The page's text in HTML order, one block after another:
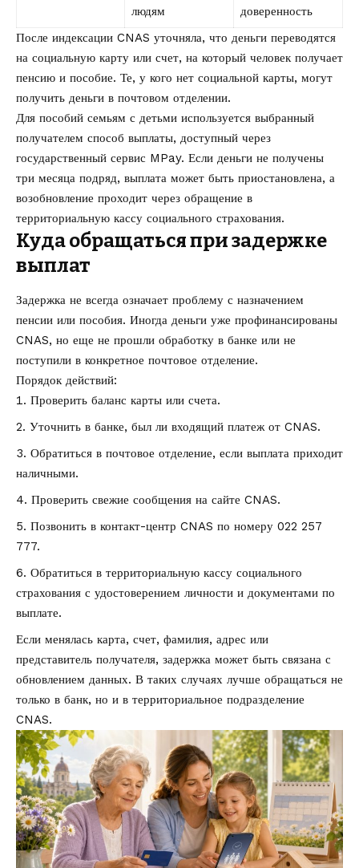
людям
доверенность
После индексации CNAS уточняла, что деньги переводятся
на социальную карту или счет, на который человек получает
пенсию и пособие. Те, у кого нет социальной карты, могут
получить деньги в почтовом отделении.
Для пособий семьям с детьми используется выбранный
получателем способ выплаты, доступный через
государственный сервис MPay. Если деньги не получены
три месяца подряд, выплата может быть приостановлена, а
возобновление проходит через обращение в
территориальную кассу социального страхования.
Куда обращаться при задержке
выплат
Задержка не всегда означает проблему с назначением
пенсии или пособия. Иногда деньги уже профинансированы
CNAS, но еще не прошли обработку в банке или не
поступили в конкретное почтовое отделение.
Порядок действий:
Проверить баланс карты или счета.
Уточнить в банке, был ли входящий платеж от CNAS.
Обратиться в почтовое отделение, если выплата приходит
наличными.
Проверить свежие сообщения на сайте CNAS.
Позвонить в контакт-центр CNAS по номеру 022 257
777.
Обратиться в территориальную кассу социального
страхования с удостоверением личности и документами по
выплате.
Если менялась карта, счет, фамилия, адрес или
представитель получателя, задержка может быть связана с
обновлением данных. В таких случаях лучше обращаться не
только в банк, но и в территориальное подразделение
CNAS.